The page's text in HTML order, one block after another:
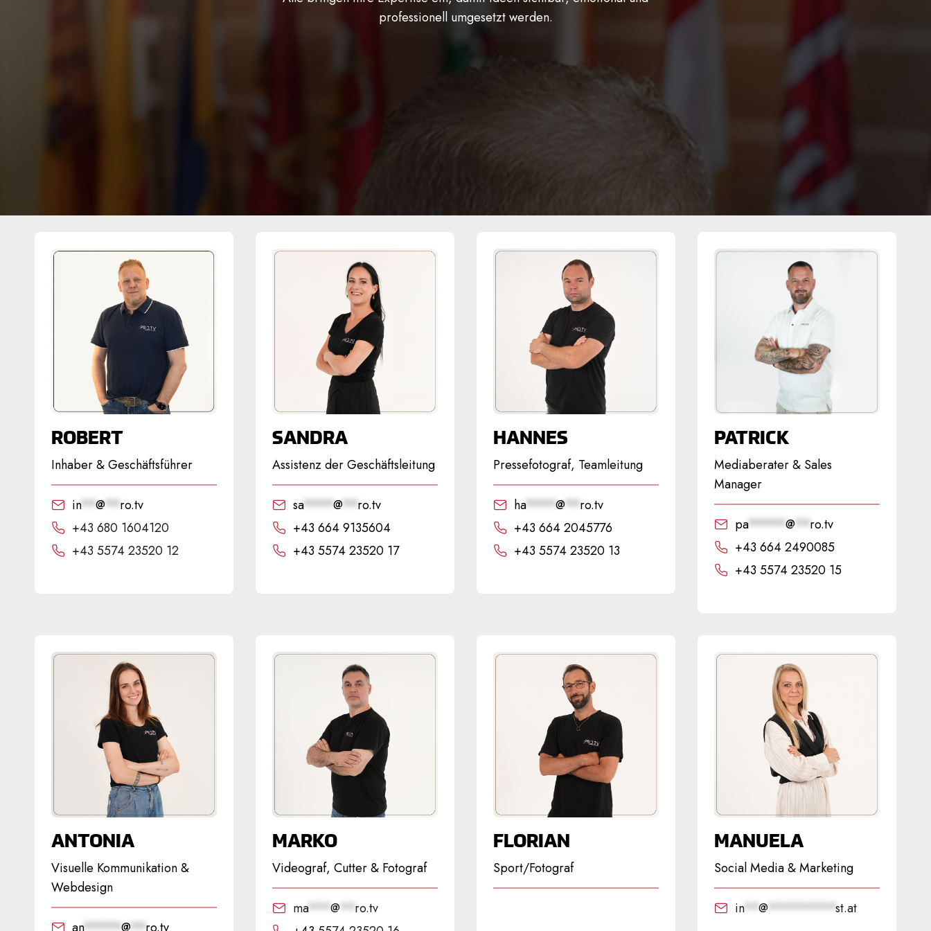
professionell umgesetzt werden.
ROBERT
Inhaber & Geschäftsführer
in**@**ro.tv
+43 680 1604120
+43 5574 23520 12
SANDRA
Assistenz der Geschäftsleitung
sa****@**ro.tv
+43 664 9135604
+43 5574 23520 17
HANNES
Pressefotograf, Teamleitung
ha****@**ro.tv
+43 664 2045776
+43 5574 23520 13
PATRICK
Mediaberater & Sales
Manager
pa*****@**ro.tv
+43 664 2490085
+43 5574 23520 15
ANTONIA
Visuelle Kommunikation &
Webdesign
MARKO
Videograf, Cutter & Fotograf
ma***@**ro.tv
FLORIAN
Sport/Fotograf
MANUELA
Social Media & Marketing
in**@*********st.at